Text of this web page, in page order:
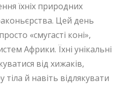
їхніх природних
Цей день
«смугасті коні»,
Африки. Їхні унікальні
від хижаків,
й навіть відлякувати